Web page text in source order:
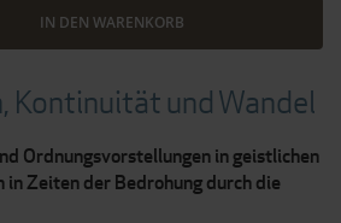
und Wandel
Ordnungsvorstellungen in geistlichen
in Zeiten der Bedrohung durch die
IN DEN WARENKORB